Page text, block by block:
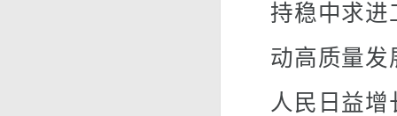
持稳中求进
动高质量发
人民日益